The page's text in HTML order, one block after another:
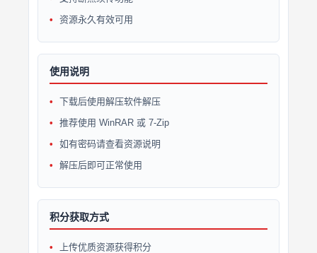
资源永久有效可用
使用说明
下载后使用解压软件解压
推荐使用 WinRAR 或 7-Zip
如有密码请查看资源说明
解压后即可正常使用
积分获取方式
上传优质资源获得积分